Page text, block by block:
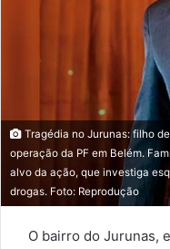
Tragédia no Jurunas: filho
operação da PF em Belém.
alvo da ação, que investiga
drogas. Foto: Reprodução
O bairro do Jurunas,